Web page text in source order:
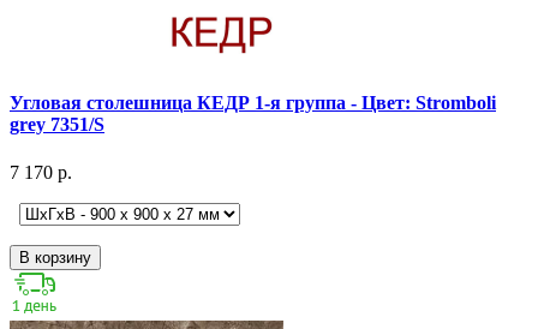
Угловая столешница КЕДР 1-я группа - Цвет: Stromboli
grey 7351/S
7 170 р.
В корзину